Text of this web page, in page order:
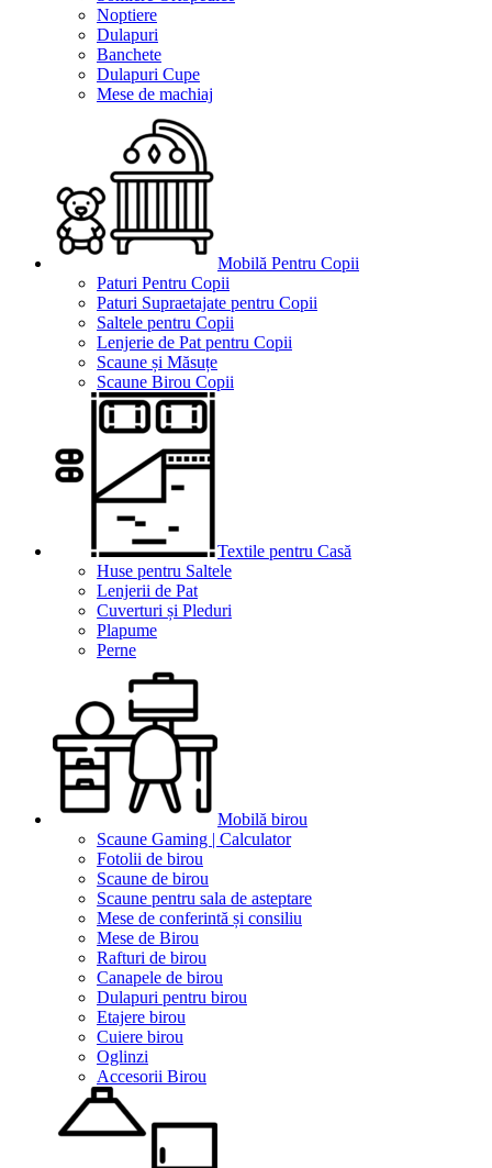
Noptiere
Dulapuri
Banchete
Dulapuri Cupe
Mese de machiaj
Mobilă Pentru Copii
Paturi Pentru Copii
Paturi Supraetajate pentru Copii
Saltele pentru Copii
Lenjerie de Pat pentru Copii
Scaune și Măsuțe
Scaune Birou Copii
Textile pentru Casă
Huse pentru Saltele
Lenjerii de Pat
Cuverturi și Pleduri
Plapume
Perne
Mobilă birou
Scaune Gaming | Calculator
Fotolii de birou
Scaune de birou
Scaune pentru sala de asteptare
Mese de conferintă și consiliu
Mese de Birou
Rafturi de birou
Canapele de birou
Dulapuri pentru birou
Etajere birou
Cuiere birou
Oglinzi
Accesorii Birou